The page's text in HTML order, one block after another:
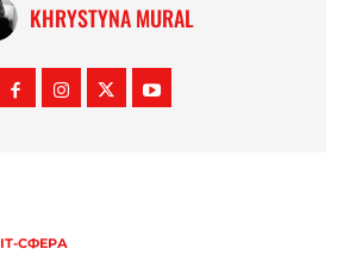
KHRYSTYNA MURAL
ІТ-СФЕРА